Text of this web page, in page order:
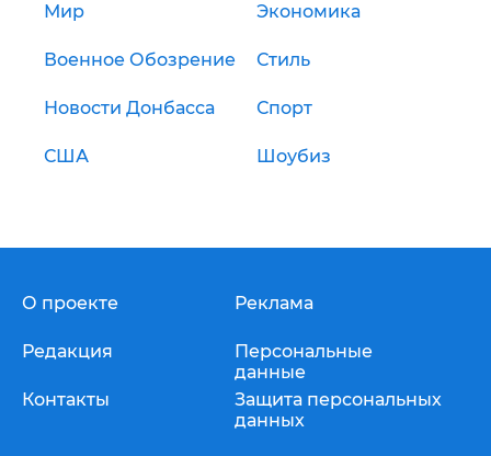
Мир Экономика
Военное Обозрение Стиль
Новости Донбасса Спорт
США Шоубиз
О проекте
Редакция
Контакты
Реклама
Персональные
данные
Защита персональных
данных